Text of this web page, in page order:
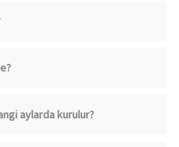
aylarda kurulur?